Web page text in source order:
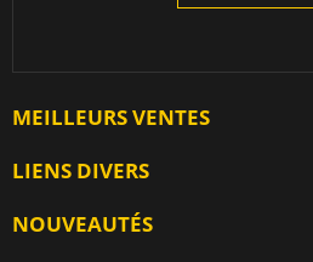
MEILLEURS VENTES
LIENS DIVERS
NOUVEAUTÉS